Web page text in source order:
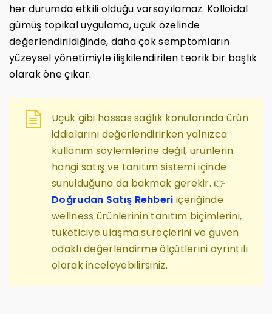
her durumda etkili olduğu varsayılamaz. Kolloidal
gümüş topikal uygulama, uçuk özelinde
değerlendirildiğinde, daha çok semptomların
yüzeysel yönetimiyle ilişkilendirilen teorik bir başlık
olarak öne çıkar.
Uçuk gibi hassas sağlık konularında ürün
iddialarını değerlendirirken yalnızca
kullanım söylemlerine değil, ürünlerin
hangi satış ve tanıtım sistemi içinde
sunulduğuna da bakmak gerekir. 👉
Doğrudan Satış Rehberi içeriğinde
wellness ürünlerinin tanıtım biçimlerini,
tüketiciye ulaşma süreçlerini ve güven
odaklı değerlendirme ölçütlerini ayrıntılı
olarak inceleyebilirsiniz.